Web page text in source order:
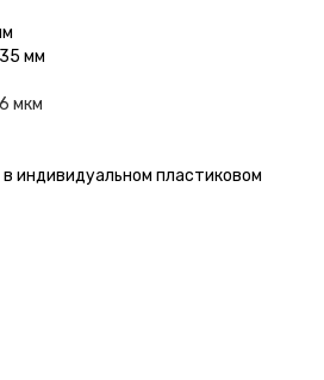
мм
мкм
индивидуальном пластиковом